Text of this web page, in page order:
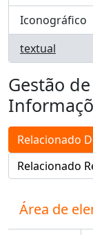
Iconográfico
, 1 resultados
textual
, 1 resultados
Gestão
Relacionado
Relacionado
Área de